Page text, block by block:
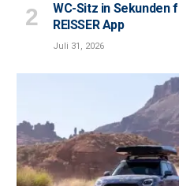
WC-Sitz in Sekunden
REISSER App
Juli 31, 2026